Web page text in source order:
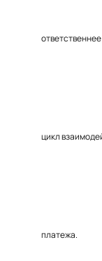
цикл
платежа.